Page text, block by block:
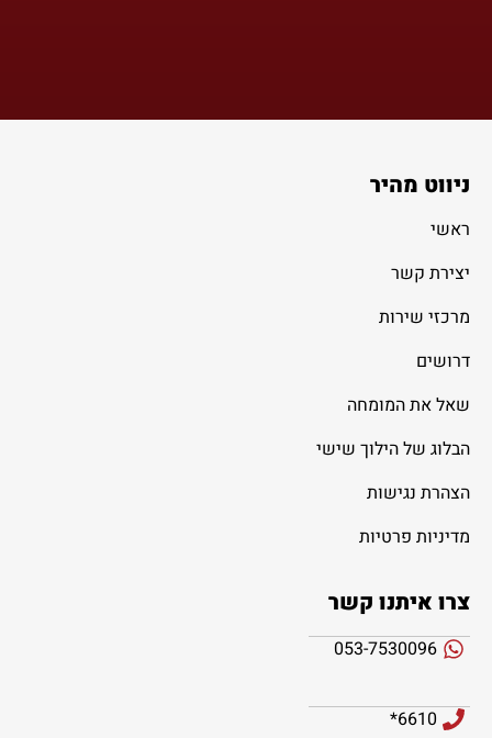
ניווט מהיר
ראשי
יצירת קשר
מרכזי שירות
דרושים
שאל את המומחה
הבלוג של הילוך שישי
הצהרת נגישות
מדיניות פרטיות
צרו איתנו קשר
053-7530096
6610*